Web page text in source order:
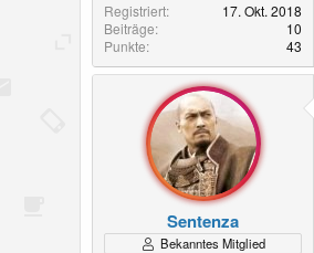
Registriert
17. Okt. 2018
Beiträge
10
Punkte
43
Sentenza
Bekanntes Mitglied